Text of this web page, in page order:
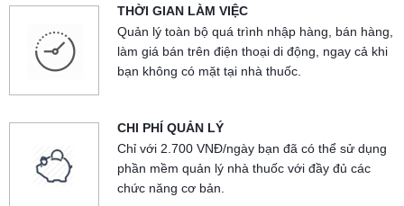
THỜI GIAN LÀM VIỆC
Quản lý toàn bộ quá trình nhập hàng, bán hàng,
làm giá bán trên điện thoại di động, ngay cả khi
bạn không có mặt tại nhà thuốc.
CHI PHÍ QUẢN LÝ
Chỉ với 2.700 VNĐ/ngày bạn đã có thể sử dụng
phần mềm quản lý nhà thuốc với đầy đủ các
chức năng cơ bản.